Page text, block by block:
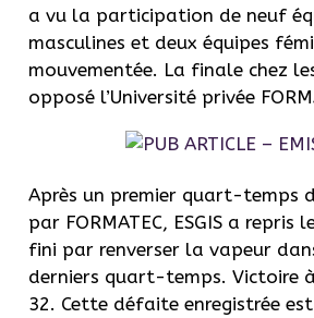
a vu la participation de neuf
masculines et deux équipes
mouvementée. La finale chez
opposé l’Université privée
Après un premier quart-temps
par FORMATEC, ESGIS a repris
fini par renverser la vapeur
derniers quart-temps. Victoire
32. Cette défaite enregistrée